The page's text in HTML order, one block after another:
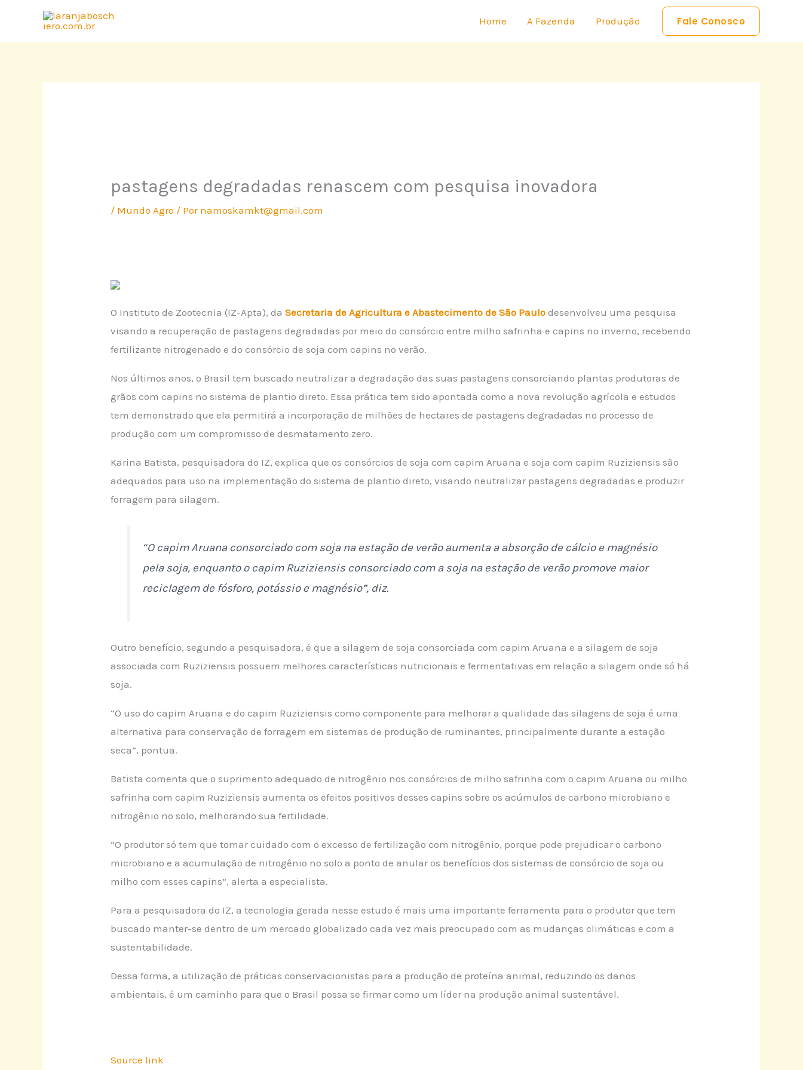
o
Home A Fazenda Produção Fale Conosco
pastagens degradadas renascem com pesquisa inovadora
/ Mundo Agro / Por namoskamkt@gmail.com
O Instituto de Zootecnia (IZ-Apta), daSecretaria de Agricultura e Abastecimento de São Paulo desenvolveu uma pesquisa
visando a recuperação de pastagens degradadas por meio do consórcio entre milho safrinha e capins no inverno, recebendo
fertilizante nitrogenado e do consórcio de soja com capins no verão.
Nos últimos anos, o Brasil tem buscado neutralizar a degradação das suas pastagens consorciando plantas produtoras de
grãos com capins no sistema de plantio direto. Essa prática tem sido apontada como a nova revolução agrícola e estudos
tem demonstrado que ela permitirá a incorporação de milhões de hectares de pastagens degradadas no processo de
produção com um compromisso de desmatamento zero.
Karina Batista, pesquisadora do IZ, explica que os consórcios de soja com capim Aruana e soja com capim Ruziziensis são
adequados para uso na implementação do sistema de plantio direto, visando neutralizar pastagens degradadas e produzir
forragem para silagem.
“O capim Aruana consorciado com soja na estação de verão aumenta a absorção de cálcio e magnésio
pela soja, enquanto o capim Ruziziensis consorciado com a soja na estação de verão promove maior
reciclagem de fósforo, potássio e magnésio”, diz.
Outro benefício, segundo a pesquisadora, é que a silagem de soja consorciada com capim Aruana e a silagem de soja
associada com Ruziziensis possuem melhores características nutricionais e fermentativas em relação a silagem onde só há
soja.
“O uso do capim Aruana e do capim Ruziziensis como componente para melhorar a qualidade das silagens de soja é uma
alternativa para conservação de forragem em sistemas de produção de ruminantes, principalmente durante a estação
seca”, pontua.
Batista comenta que o suprimento adequado de nitrogênio nos consórcios de milho safrinha com o capim Aruana ou milho
safrinha com capim Ruziziensis aumenta os efeitos positivos desses capins sobre os acúmulos de carbono microbiano e
nitrogênio no solo, melhorando sua fertilidade.
“O produtor só tem que tomar cuidado com o excesso de fertilização com nitrogênio, porque pode prejudicar o carbono
microbiano e a acumulação de nitrogênio no solo a ponto de anular os benefícios dos sistemas de consórcio de soja ou
milho com esses capins”, alerta a especialista.
Para a pesquisadora do IZ, a tecnologia gerada nesse estudo é mais uma importante ferramenta para o produtor que tem
buscado manter-se dentro de um mercado globalizado cada vez mais preocupado com as mudanças climáticas e com a
sustentabilidade.
Dessa forma, a utilização de práticas conservacionistas para a produção de proteína animal, reduzindo os danos
ambientais, é um caminho para que o Brasil possa se firmar como um líder na produção animal sustentável.
Source link